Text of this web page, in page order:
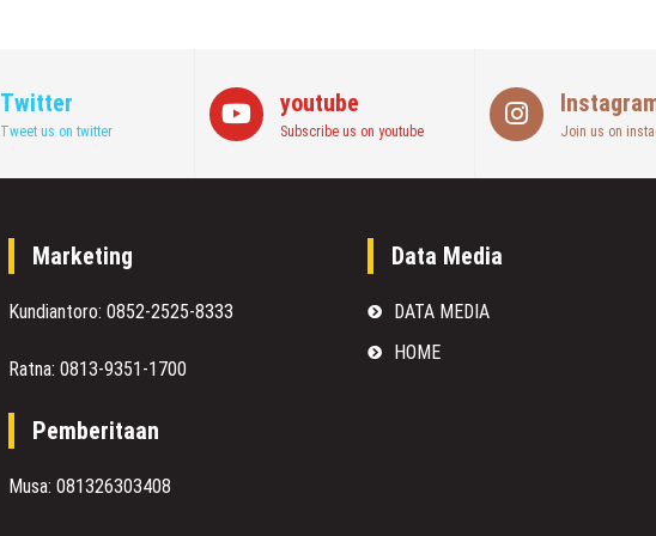
Twitter
Tweet us on twitter
youtube
Subscribe us on youtube Join us on
Marketing
Kundiantoro: 0852-2525-8333
Ratna: 0813-9351-1700
Pemberitaan
Musa: 081326303408
Data Media
DATA MEDIA
HOME